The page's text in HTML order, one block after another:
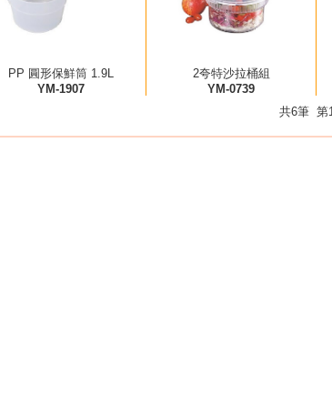
PP 圓形保鮮筒 1.9L
YM-1907
2夸特沙拉桶組
YM-0739
共6筆 第